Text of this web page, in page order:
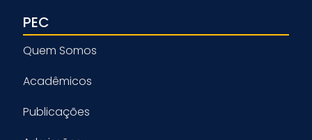
PEC
Quem Somos
Acadêmicos
Publicações